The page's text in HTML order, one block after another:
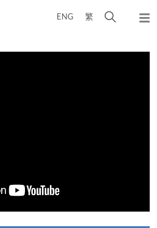
ENG 繁
弹